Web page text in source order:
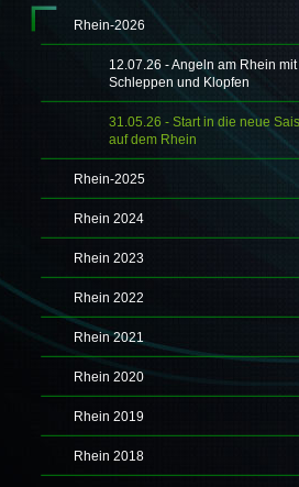
Rhein-2026
12.07.26 - Angeln am Rhein mit
Schleppen und Klopfen
31.05.26 - Start in die neue
auf dem Rhein
Rhein-2025
Rhein 2024
Rhein 2023
Rhein 2022
Rhein 2021
Rhein 2020
Rhein 2019
Rhein 2018